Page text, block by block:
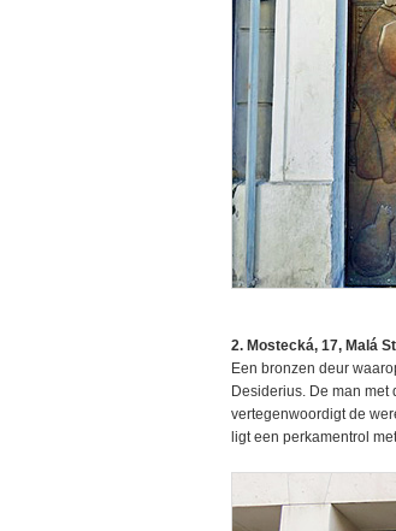
2. Mostecká, 17, Malá
Een bronzen deur
Desiderius. De man met
vertegenwoordigt de
ligt een perkamentrol